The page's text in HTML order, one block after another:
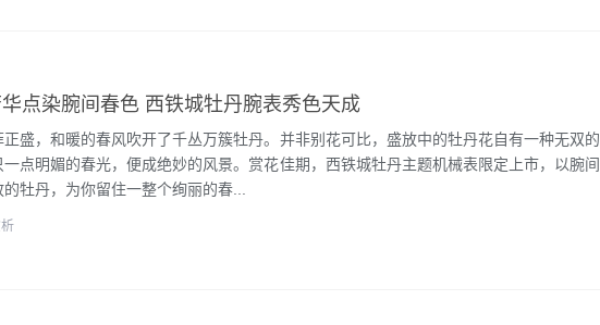
点染腕间春色 西铁城牡丹腕表秀色天成
正盛，和暖的春风吹开了千丛万簇牡丹。并非别花可比，盛放中的牡丹花自有一种无双的
一点明媚的春光，便成绝妙的风景。赏花佳期，西铁城牡丹主题机械表限定上市，以腕间
牡丹，为你留住一整个绚丽的春...